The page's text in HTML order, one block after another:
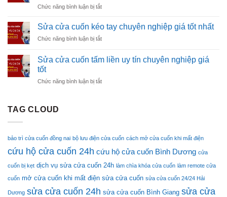
Cửa
Tại
Đơn
Chức năng bình luận bị tắtở
Reset
Remote
Cửa
Nhanh
Nhà
Sửa cửa cuốn kéo tay chuyên nghiệp giá tốt nhất
Chức năng bình luận bị tắtở
cửa
cuốn
tay
Sửa cửa cuốn tấm liền uy tín chuyên nghiệp giá
tốt
Chức năng bình luận bị tắtở
tín
chuyên
giá
tốt
TAG CLOUD
bảo trì cửa cuốn đồng nai bộ lưu điện cửa cuốn cách mở cửa cuốn khi mất điện
cứu hộ cửa cuốn 24h cứu hộ cửa cuốn Bình Dương cửa
cuốn bị kẹt dịch vụ sửa cửa cuốn 24h làm chìa khóa cửa cuốn làm remote cửa
cuốn mở cửa cuốn khi mất điện sửa cửa cuốn sửa cửa cuốn 24/24 Hải
Dương sửa cửa cuốn 24h sửa cửa cuốn Bình Giang sửa cửa